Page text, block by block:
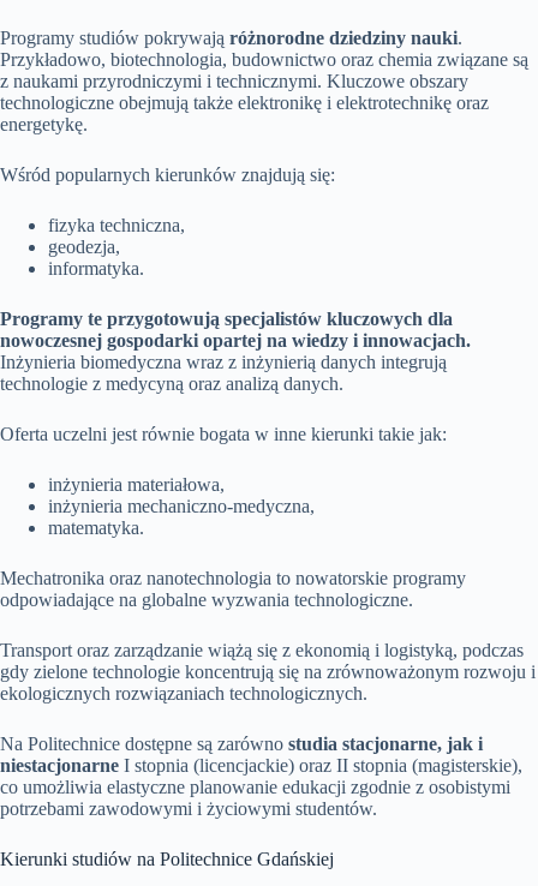
Programy studiów pokrywają różnorodne dziedziny nauki.
Przykładowo, biotechnologia, budownictwo oraz chemia związane są
z naukami przyrodniczymi i technicznymi. Kluczowe obszary
technologiczne obejmują także elektronikę i elektrotechnikę oraz
energetykę.
Wśród popularnych kierunków znajdują się:
fizyka techniczna,
geodezja,
informatyka.
Programy te przygotowują specjalistów kluczowych dla
nowoczesnej gospodarki opartej na wiedzy i innowacjach.
Inżynieria biomedyczna wraz z inżynierią danych integrują
technologie z medycyną oraz analizą danych.
Oferta uczelni jest równie bogata w inne kierunki takie jak:
inżynieria materiałowa,
inżynieria mechaniczno-medyczna,
matematyka.
Mechatronika oraz nanotechnologia to nowatorskie programy
odpowiadające na globalne wyzwania technologiczne.
Transport oraz zarządzanie wiążą się z ekonomią i logistyką, podczas
gdy zielone technologie koncentrują się na zrównoważonym rozwoju i
ekologicznych rozwiązaniach technologicznych.
Na Politechnice dostępne są zarówno studia stacjonarne, jak i
niestacjonarne I stopnia (licencjackie) oraz II stopnia (magisterskie),
co umożliwia elastyczne planowanie edukacji zgodnie z osobistymi
potrzebami zawodowymi i życiowymi studentów.
Kierunki studiów na Politechnice Gdańskiej